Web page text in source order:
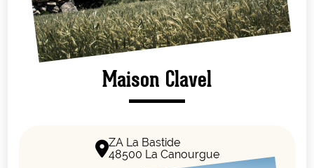
Maison Clavel
ZA La Bastide
48500 La Canourgue